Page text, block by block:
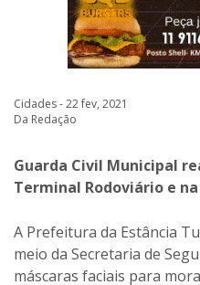
Cidades - 22 fev, 2021
Da Redação
Guarda Civil Municipal
Terminal Rodoviário e
A Prefeitura da Estância
meio da Secretaria de
máscaras faciais para